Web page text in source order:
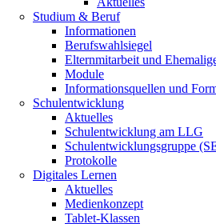
Studium & Beruf
Informationen
Berufswahlsiegel
Elternmitarbeit und
Module
Informationsquellen und
Schulentwicklung
Aktuelles
Schulentwicklung am LLG
Schulentwicklungsgruppe
Protokolle
Digitales Lernen
Aktuelles
Medienkonzept
Tablet-Klassen